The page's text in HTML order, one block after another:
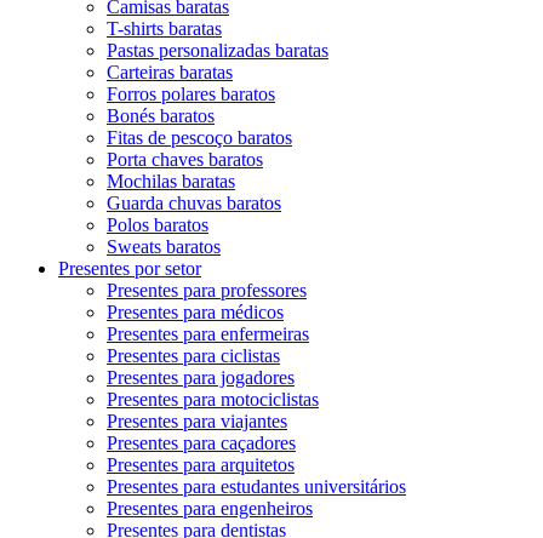
Camisas baratas
T-shirts baratas
Pastas personalizadas baratas
Carteiras baratas
Forros polares baratos
Bonés baratos
Fitas de pescoço baratos
Porta chaves baratos
Mochilas baratas
Guarda chuvas baratos
Polos baratos
Sweats baratos
Presentes por setor
Presentes para professores
Presentes para médicos
Presentes para enfermeiras
Presentes para ciclistas
Presentes para jogadores
Presentes para motociclistas
Presentes para viajantes
Presentes para caçadores
Presentes para arquitetos
Presentes para estudantes universitários
Presentes para engenheiros
Presentes para dentistas